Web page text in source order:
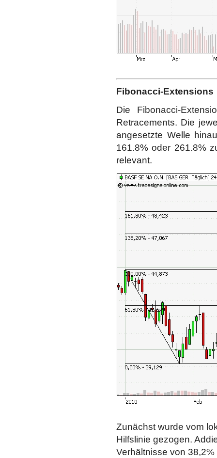
Fibonacci-Extensions
Die Fibonacci-
Retracements. Die
angesetzte Welle
161.8% oder 261.8%
relevant.
Zunächst wurde vom
Hilfslinie gezogen.
Verhältnisse von